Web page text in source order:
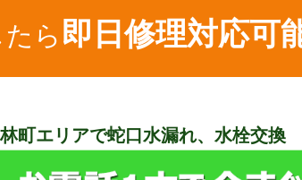
ら 即日修理対応可
町エリアで蛇口水漏れ、水栓交換